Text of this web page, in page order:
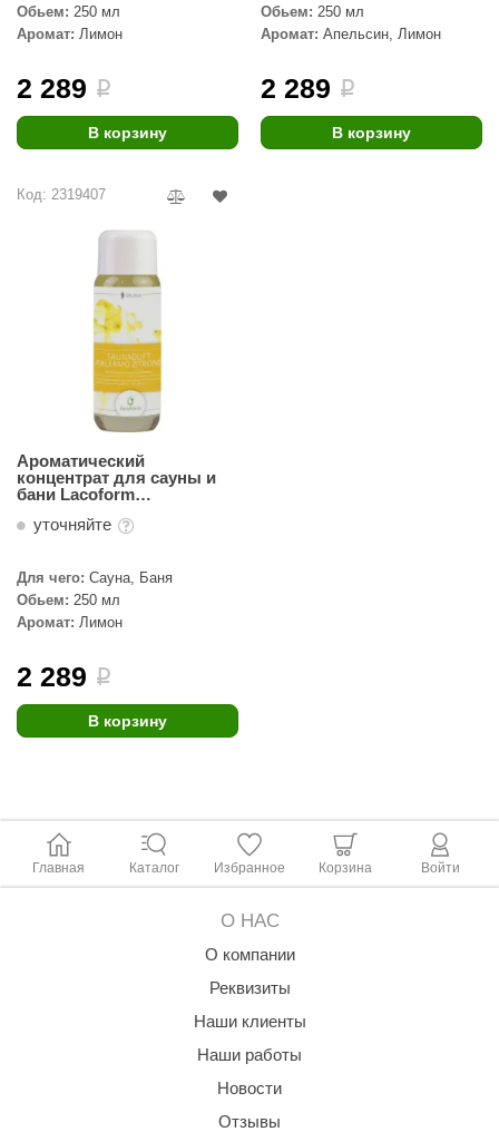
ecology
Design
2000
Snow
Обьем: 250 мл
Аромат: Лимон
2 289 i
В корзину
Обьем: 250 мл
Аромат: Апельсин, Лимон
2 289 i
В корзину
Код: 2319407
Ароматический
концентрат для сауны и
бани Lacoform
уточняйте
Для чего: Сауна, Баня
Обьем: 250 мл
Аромат: Лимон
2 289 i
В корзину
Главная Каталог Избранное Корзина Войти
О НАС
О компании
Реквизиты
Наши клиенты
Наши работы
Новости
Отзывы